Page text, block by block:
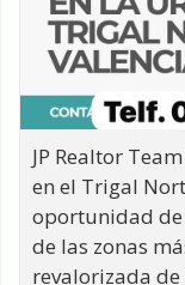
JP Realtor
en el Trigal
oportunidad
de las zonas
revalorizada de